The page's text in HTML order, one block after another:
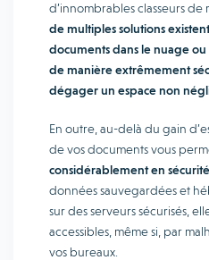
d’innombrables classeurs de
de multiples solutions
documents dans le nuage
de manière extrêmement
dégager un espace non
En outre, au-delà du gain
de vos documents vous
considérablement en
données sauvegardées et
sur des serveurs sécurisés,
accessibles, même si, par
vos bureaux.